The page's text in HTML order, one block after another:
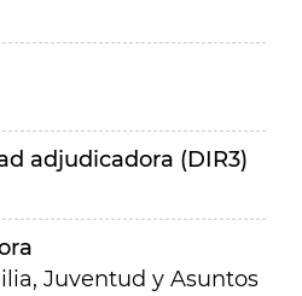
adjudicadora (DIR3)
Juventud y Asuntos